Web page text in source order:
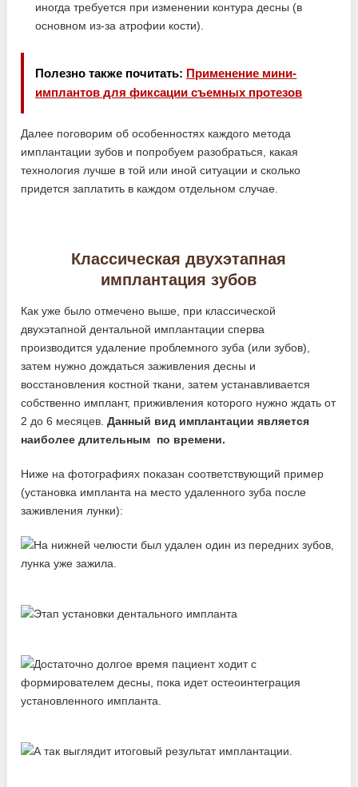
иногда требуется при изменении контура десны (в
основном из-за атрофии кости).
Полезно также почитать: Применение мини-
имплантов для фиксации съемных протезов
Далее поговорим об особенностях каждого метода
имплантации зубов и попробуем разобраться, какая
технология лучше в той или иной ситуации и сколько
придется заплатить в каждом отдельном случае.
Классическая двухэтапная
имплантация зубов
Как уже было отмечено выше, при классической
двухэтапной дентальной имплантации сперва
производится удаление проблемного зуба (или зубов),
затем нужно дождаться заживления десны и
восстановления костной ткани, затем устанавливается
собственно имплант, приживления которого нужно ждать от
2 до 6 месяцев.Данный вид имплантации является
наиболее длительным по времени.
Ниже на фотографиях показан соответствующий пример
(установка импланта на место удаленного зуба после
заживления лунки):